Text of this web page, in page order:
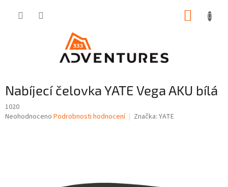
Nabíjecí čelovka YATE Vega AKU bílá
1020
Průměrné
Neohodnoceno Podrobnosti hodnocení Značka: YATE